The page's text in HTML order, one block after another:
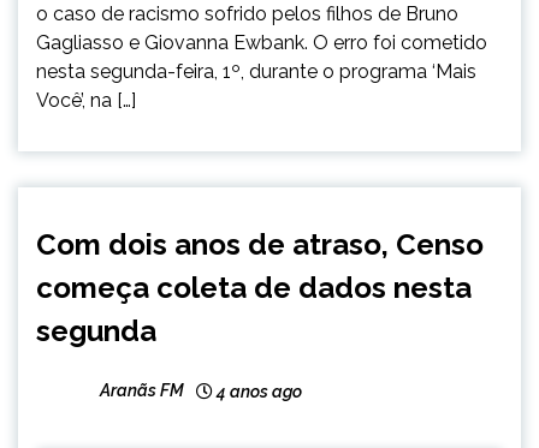
o caso de racismo sofrido pelos filhos de Bruno
Gagliasso e Giovanna Ewbank. O erro foi cometido
nesta segunda-feira, 1º, durante o programa ‘Mais
Você’, na […]
Com dois anos de atraso, Censo
começa coleta de dados nesta
segunda
Aranãs FM 4 anos ago